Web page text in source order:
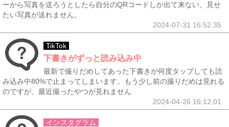
ーから写真を送ろうとしたら自分のQRコードしか出て来ない。見せ
たい写真が送れません。
2024-07-31 16:52:35
TikTok
下書きがずっと読み込み中
最新で撮りだめしてあった下書きが何度タップしても読
み込み中80%で止まってしまいます。もう少し前の撮りだめは見れる
のですが、最近撮ったやつが見れません
2024-04-26 16:12:01
インスタグラム